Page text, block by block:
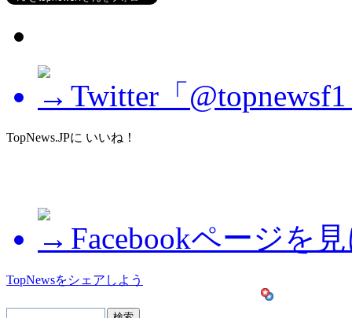
Twitter「
TopNews.JPに いいね！
Facebookページを
TopNewsをシェアしよう